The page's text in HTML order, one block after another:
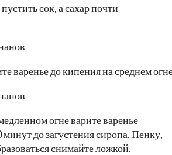
сок, а сахар почти
варенье до кипения на среднем
огне варите варенье
до загустения сиропа. Пенку,
снимайте ложкой.